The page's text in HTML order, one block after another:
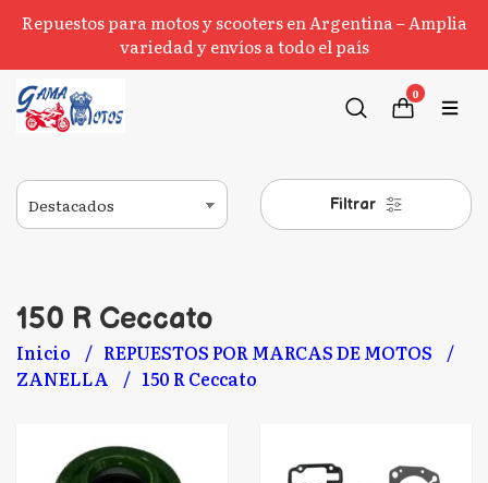
Repuestos para motos y scooters en Argentina – Amplia
variedad y envíos a todo el país
0
Filtrar
150 R Ceccato
Inicio
REPUESTOS POR MARCAS DE MOTOS
ZANELLA
150 R Ceccato